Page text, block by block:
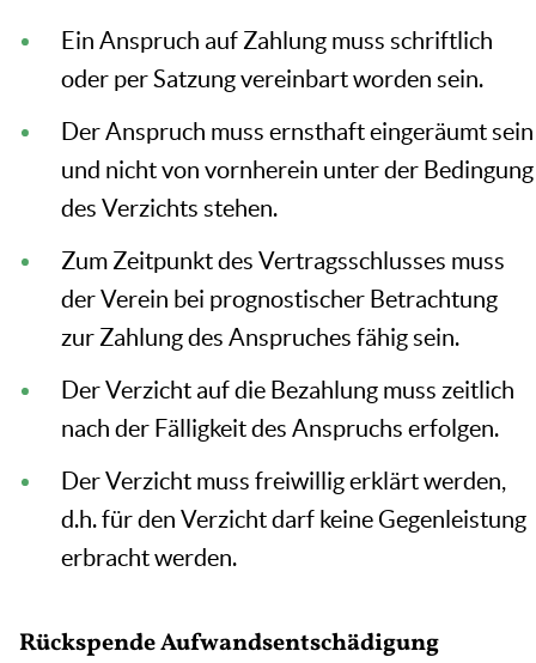
Ein Anspruch auf Zahlung muss schriftlich
oder per Satzung vereinbart worden sein.
Der Anspruch muss ernsthaft eingeräumt sein
und nicht von vornherein unter der Bedingung
des Verzichts stehen.
Zum Zeitpunkt des Vertragsschlusses muss
der Verein bei prognostischer Betrachtung
zur Zahlung des Anspruches fähig sein.
Der Verzicht auf die Bezahlung muss zeitlich
nach der Fälligkeit des Anspruchs erfolgen.
Der Verzicht muss freiwillig erklärt werden,
d.h. für den Verzicht darf keine Gegenleistung
erbracht werden.
Rückspende Aufwandsentschädigung